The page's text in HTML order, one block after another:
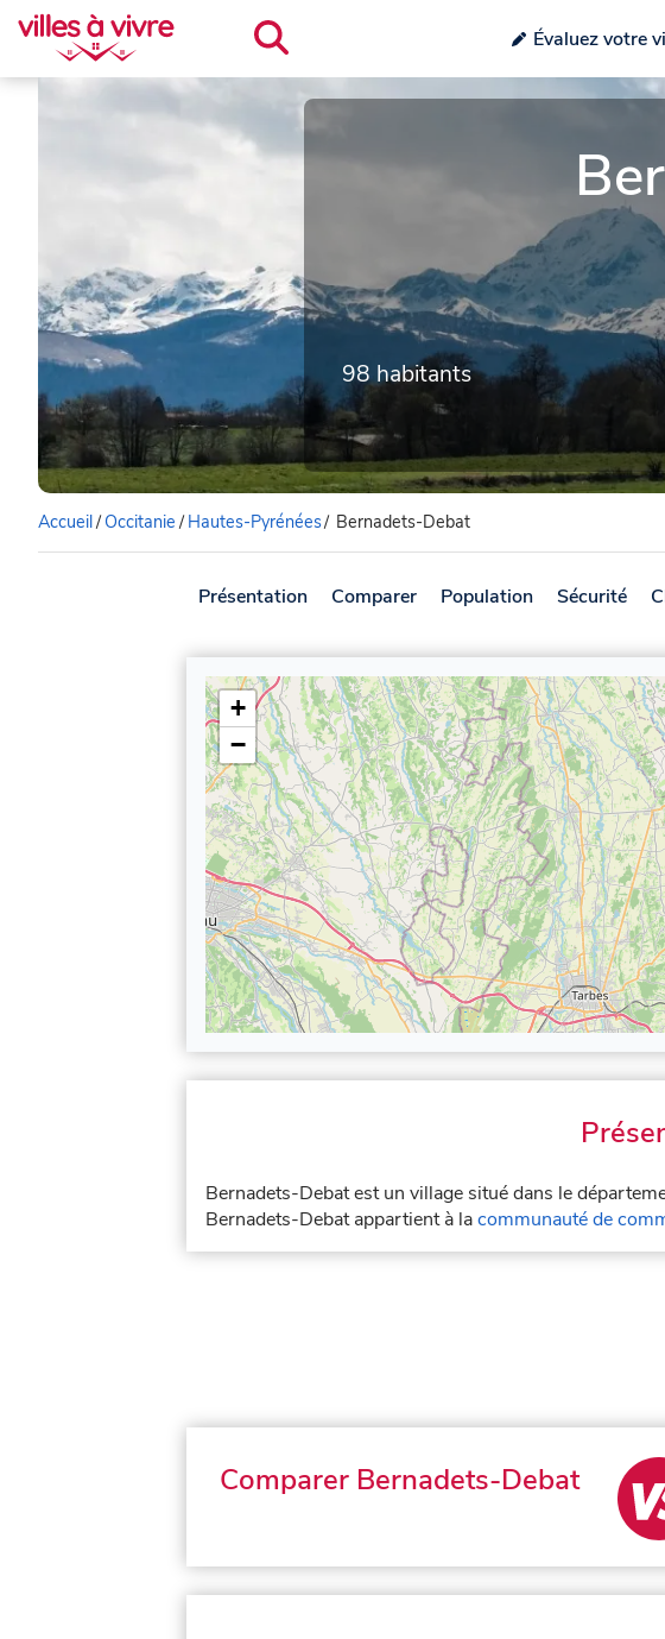
Évaluez votre
98 habitants
Accueil/Occitanie/ Hautes-Pyrénées/ Bernadets-Debat
Présentation Comparer Population Sécurité
+
−
Bernadets-Debat est un village situé dans le
Bernadets-Debat appartient à lacommunauté de
Comparer Bernadets-Debat